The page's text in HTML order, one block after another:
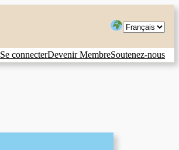
Choisir
langue
Se connecterDevenir MembreSoutenez-nous